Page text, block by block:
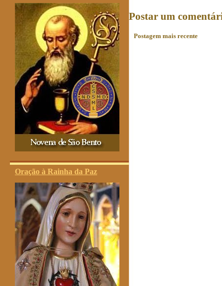
Oração à Rainha da Paz
Postar um
Postagem mais recente